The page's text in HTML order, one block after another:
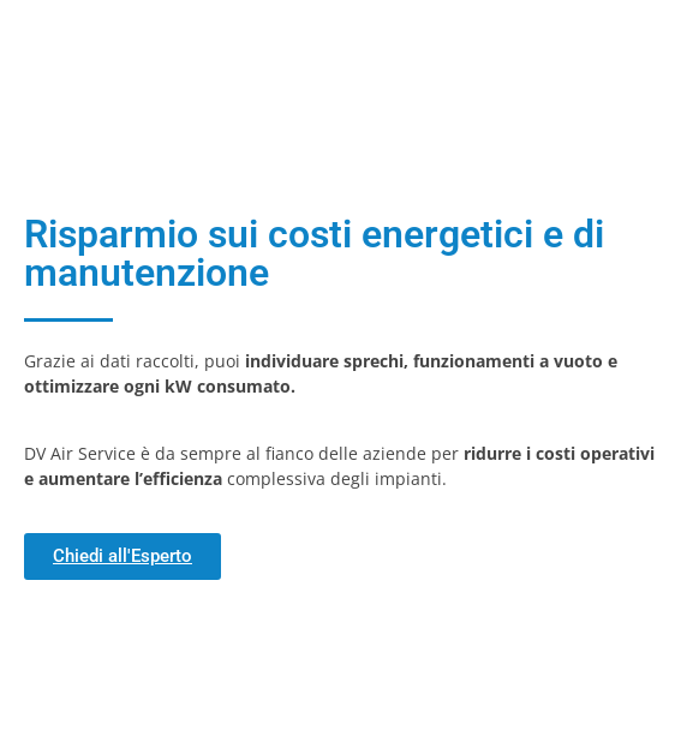
Risparmio sui costi energetici e di
manutenzione
Grazie ai dati raccolti, puoi individuare sprechi, funzionamenti a vuoto e
ottimizzare ogni kW consumato.
DV Air Service è da sempre al fianco delle aziende per ridurre i costi operativi
e aumentare l’efficienza complessiva degli impianti.
Chiedi all'Esperto